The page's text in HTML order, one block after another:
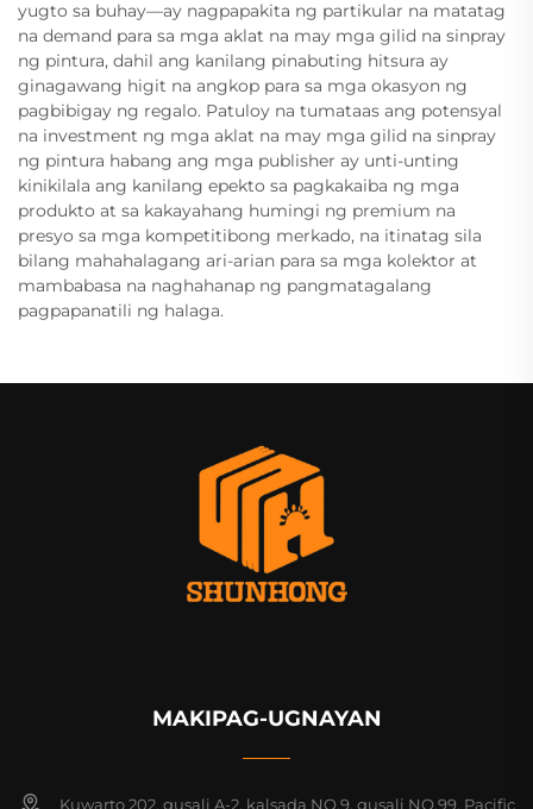
yugto sa buhay—ay nagpapakita ng partikular na matatag
na demand para sa mga aklat na may mga gilid na sinpray
ng pintura, dahil ang kanilang pinabuting hitsura ay
ginagawang higit na angkop para sa mga okasyon ng
pagbibigay ng regalo. Patuloy na tumataas ang potensyal
na investment ng mga aklat na may mga gilid na sinpray
ng pintura habang ang mga publisher ay unti-unting
kinikilala ang kanilang epekto sa pagkakaiba ng mga
produkto at sa kakayahang humingi ng premium na
presyo sa mga kompetitibong merkado, na itinatag sila
bilang mahahalagang ari-arian para sa mga kolektor at
mambabasa na naghahanap ng pangmatagalang
pagpapanatili ng halaga.
MAKIPAG-UGNAYAN
Kuwarto 202, gusali A-2, kalsada NO.9, gusali NO.99, Pacific